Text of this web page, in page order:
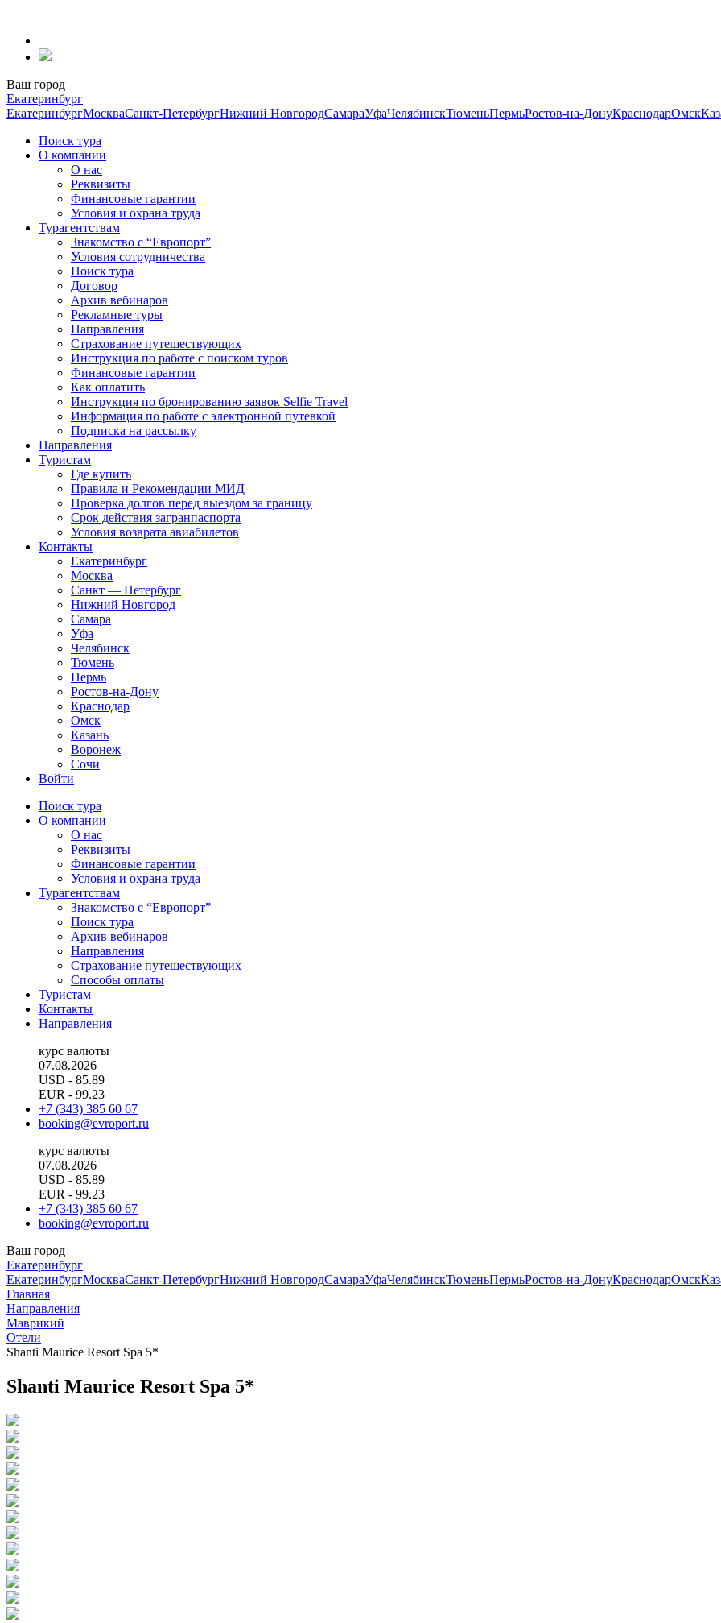
содержанию
Ваш город
Екатеринбург
ЕкатеринбургМоскваСанкт-ПетербургНижний НовгородСамараУфаЧелябинскТюменьПермьРостов-на-ДонуКраснодарОмск
Поиск тура
О компании
О нас
Реквизиты
Финансовые гарантии
Условия и охрана труда
Турагентствам
Знакомство с “Европорт”
Условия сотрудничества
Поиск тура
Договор
Архив вебинаров
Рекламные туры
Направления
Страхование путешествующих
Инструкция по работе с поиском туров
Финансовые гарантии
Как оплатить
Инструкция по бронированию заявок Selfie Travel
Информация по работе с электронной путевкой
Подписка на рассылку
Направления
Туристам
Где купить
Правила и Рекомендации МИД
Проверка долгов перед выездом за границу
Срок действия загранпаспорта
Условия возврата авиабилетов
Контакты
Екатеринбург
Москва
Санкт — Петербург
Нижний Новгород
Самара
Уфа
Челябинск
Тюмень
Пермь
Ростов-на-Дону
Краснодар
Омск
Казань
Воронеж
Сочи
Войти
Поиск тура
О компании
О нас
Реквизиты
Финансовые гарантии
Условия и охрана труда
Турагентствам
Знакомство с “Европорт”
Поиск тура
Архив вебинаров
Направления
Страхование путешествующих
Способы оплаты
Туристам
Контакты
Направления
курс валюты
07.08.2026
USD - 85.89
EUR - 99.23
+7 (343) 385 60 67
booking@evroport.ru
курс валюты
07.08.2026
USD - 85.89
EUR - 99.23
+7 (343) 385 60 67
booking@evroport.ru
Ваш город
Екатеринбург
ЕкатеринбургМоскваСанкт-ПетербургНижний НовгородСамараУфаЧелябинскТюменьПермьРостов-на-ДонуКраснодарОмск
Главная
Направления
Маврикий
Отели
Shanti Maurice Resort Spa 5*
Shanti Maurice Resort Spa 5*